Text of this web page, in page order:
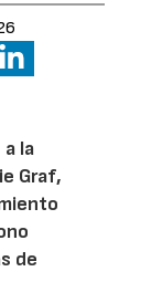
la
Graf,
de